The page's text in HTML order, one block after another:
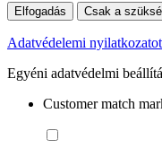
Elfogadás Csak a
Adatvédelemi nyilatkozatot
Egyéni adatvédelmi
Customer match